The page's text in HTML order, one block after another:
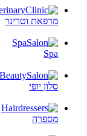
מרפאת וטרינר
Spa
סלון יופי
מספרה